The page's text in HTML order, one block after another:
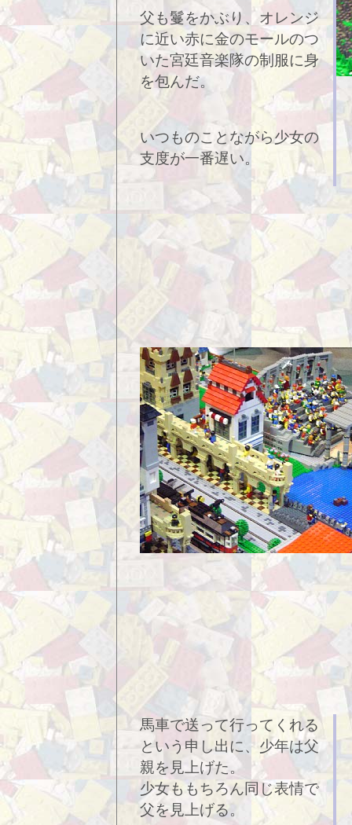
父も鬘をかぶり、オレンジ
に近い赤に金のモールのつ
いた宮廷音楽隊の制服に身
を包んだ。
いつものことながら少女の
支度が一番遅い。
馬車で送って行ってくれる
という申し出に、少年は父
親を見上げた。
少女ももちろん同じ表情で
父を見上げる。